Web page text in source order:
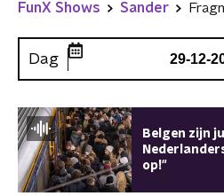
FunX Shows Sander
Dag 29-12-
Belgen zijn
op!"